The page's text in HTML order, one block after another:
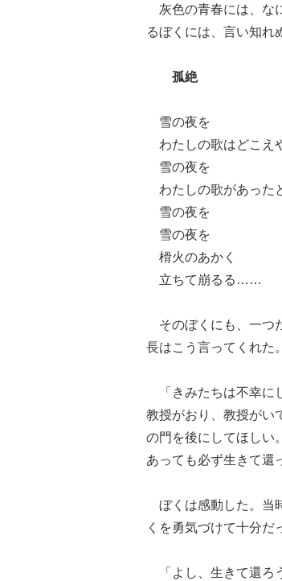
灰色の青春には、な
るぼくには、言い知れ
孤絶
雪の夜を
わたしの歌はどこえ
雪の夜を
わたしの歌があった
雪の夜を
雪の夜を
榾火のあかく
立ちて崩るる……
そのぼくにも、一つ
長はこう言ってくれた。
「きみたちは不幸に
教授がおり、教授がい
の門を後にしてほしい
あっても必ず生きて
ぼくは感動した。当
くを勇気づけて十分だ
「よし、生きて還ろ